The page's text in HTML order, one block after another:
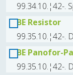
99.34.10.¦42-.
BE Resistor
99.35.10.¦42-.
BE Panofor-
99.35.10.¦42-.